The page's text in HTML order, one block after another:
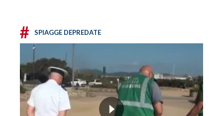
# SPIAGGE DEPREDATE